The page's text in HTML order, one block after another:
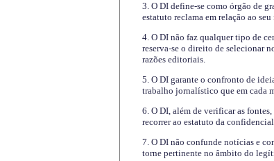
3. O DI define-se como órgão de
estatuto reclama em relação ao
4. O DI não faz qualquer tipo de
reserva-se o direito de selecionar
razões editoriais.
5. O DI garante o confronto de
trabalho jornalístico que em cada
6. O DI, além de verificar as
recorrer ao estatuto da
7. O DI não confunde notícias e
torne pertinente no âmbito do